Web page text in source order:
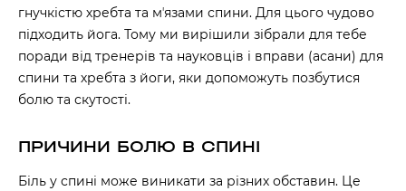
гнучкістю хребта та мʼязами спини. Для цього чудово
підходить йога. Тому ми вирішили зібрали для тебе
поради від тренерів та науковців і вправи (асани) для
спини та хребта з йоги, яки допоможуть позбутися
болю та скутості.
ПРИЧИНИ БОЛЮ В СПИНІ
Біль у спині може виникати за різних обставин. Це